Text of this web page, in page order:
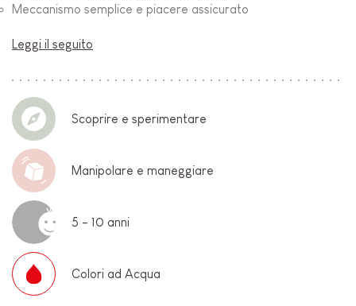
Meccanismo semplice e piacere assicurato
Leggi il seguito
Scoprire e sperimentare
Manipolare e maneggiare
5 - 10 anni
Colori ad Acqua